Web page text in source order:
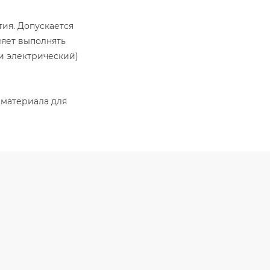
Допускается
выполнять
электрический)
для